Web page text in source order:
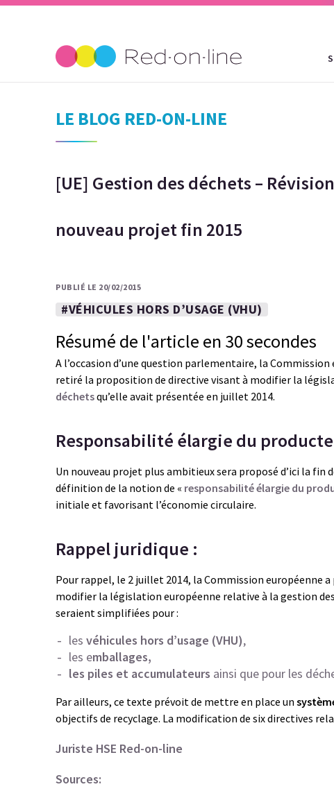
LE BLOG RED-ON-LINE
[UE] Gestion des déchets –
nouveau projet fin 2015
PUBLIÉ LE 20/02/2015
#VÉHICULES HORS D’USAGE (VHU)
Résumé de l'article en 30 secondes
A l’occasion d’une question parlementaire, la Commission
retiré la proposition de directive visant à modifier la
déchetsqu’elle avait présentée en juillet 2014.
Responsabilité élargie du
Un nouveau projet plus ambitieux sera proposé d’ici la fin
définition de la notion de « responsabilité élargie du
initiale et favorisant l’économie circulaire.
Rappel juridique :
Pour rappel, le 2 juillet 2014, la Commission européenne
modifier la législation européenne relative à la gestion
seraient simplifiées pour :
les véhicules hors d’usage (VHU),
les emballages,
les piles et accumulateurs ainsi que pour les
Par ailleurs, ce texte prévoit de mettre en place un
objectifs de recyclage. La modification de six directives
Juriste HSE Red-on-line
Sources: